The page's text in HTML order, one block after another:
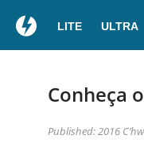
LITE ULTRA
Conheça
Published: 2016